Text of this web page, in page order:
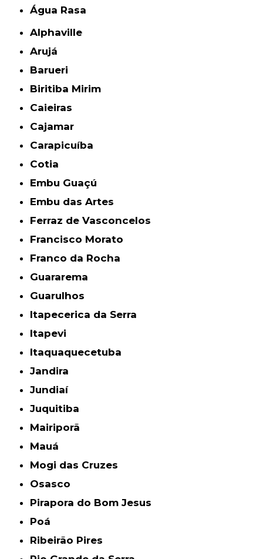
Água Rasa
Alphaville
Arujá
Barueri
Biritiba Mirim
Caieiras
Cajamar
Carapicuíba
Cotia
Embu Guaçú
Embu das Artes
Ferraz de Vasconcelos
Francisco Morato
Franco da Rocha
Guararema
Guarulhos
Itapecerica da Serra
Itapevi
Itaquaquecetuba
Jandira
Jundiaí
Juquitiba
Mairiporã
Mauá
Mogi das Cruzes
Osasco
Pirapora do Bom Jesus
Poá
Ribeirão Pires